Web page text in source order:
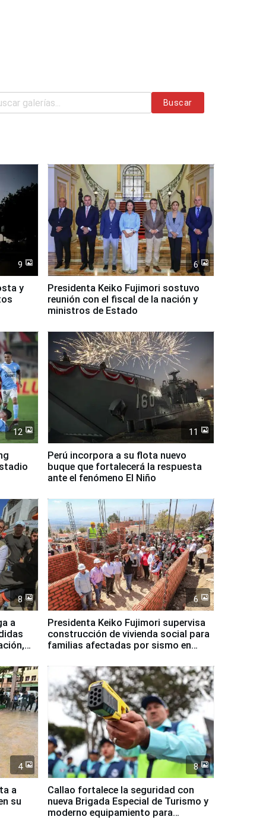
Buscar
9
y
6
Presidenta Keiko Fujimori sostuvo
reunión con el fiscal de la nación y
ministros de Estado
12 11
Perú incorpora a su flota nuevo
buque que fortalecerá la respuesta
ante el fenómeno El Niño
8
a
6
Presidenta Keiko Fujimori supervisa
construcción de vivienda social para
familias afectadas por sismo en
4
a
su
8
Callao fortalece la seguridad con
nueva Brigada Especial de Turismo y
moderno equipamiento para